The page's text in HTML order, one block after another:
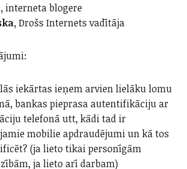
interneta blogere
Drošs Internets vadītāja
iekārtas ieņem arvien lielāku lomu
bankas pieprasa autentifikāciju ar
telefonā utt, kādi tad ir
mobilie apdraudējumi un kā tos
(ja lieto tikai personīgām
ja lieto arī darbam)